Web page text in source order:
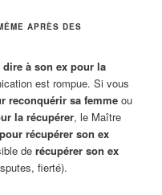
APRÈS DES
à son ex pour la
est rompue. Si vous
reconquérir sa femme ou
la récupérer, le Maître
récupérer son ex
derécupérer son ex
fierté).